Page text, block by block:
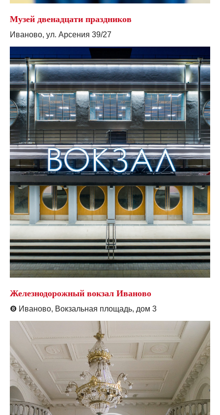
Музей двенадцати праздников
Иваново, ул. Арсения 39/27
Железнодорожный вокзал Иваново
❽ Иваново, Вокзальная площадь, дом 3